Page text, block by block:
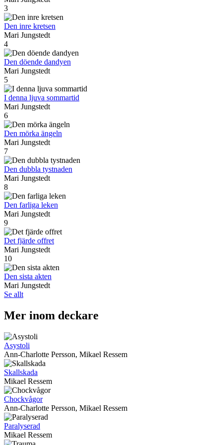
3
Den inre kretsen
Mari Jungstedt
4
Den döende dandyen
Mari Jungstedt
5
I denna ljuva sommartid
Mari Jungstedt
6
Den mörka ängeln
Mari Jungstedt
7
Den dubbla tystnaden
Mari Jungstedt
8
Den farliga leken
Mari Jungstedt
9
Det fjärde offret
Mari Jungstedt
10
Den sista akten
Mari Jungstedt
Se allt
Mer inom deckare
Asystoli
Ann-Charlotte Persson, Mikael Ressem
Skallskada
Mikael Ressem
Chockvågor
Ann-Charlotte Persson, Mikael Ressem
Paralyserad
Mikael Ressem